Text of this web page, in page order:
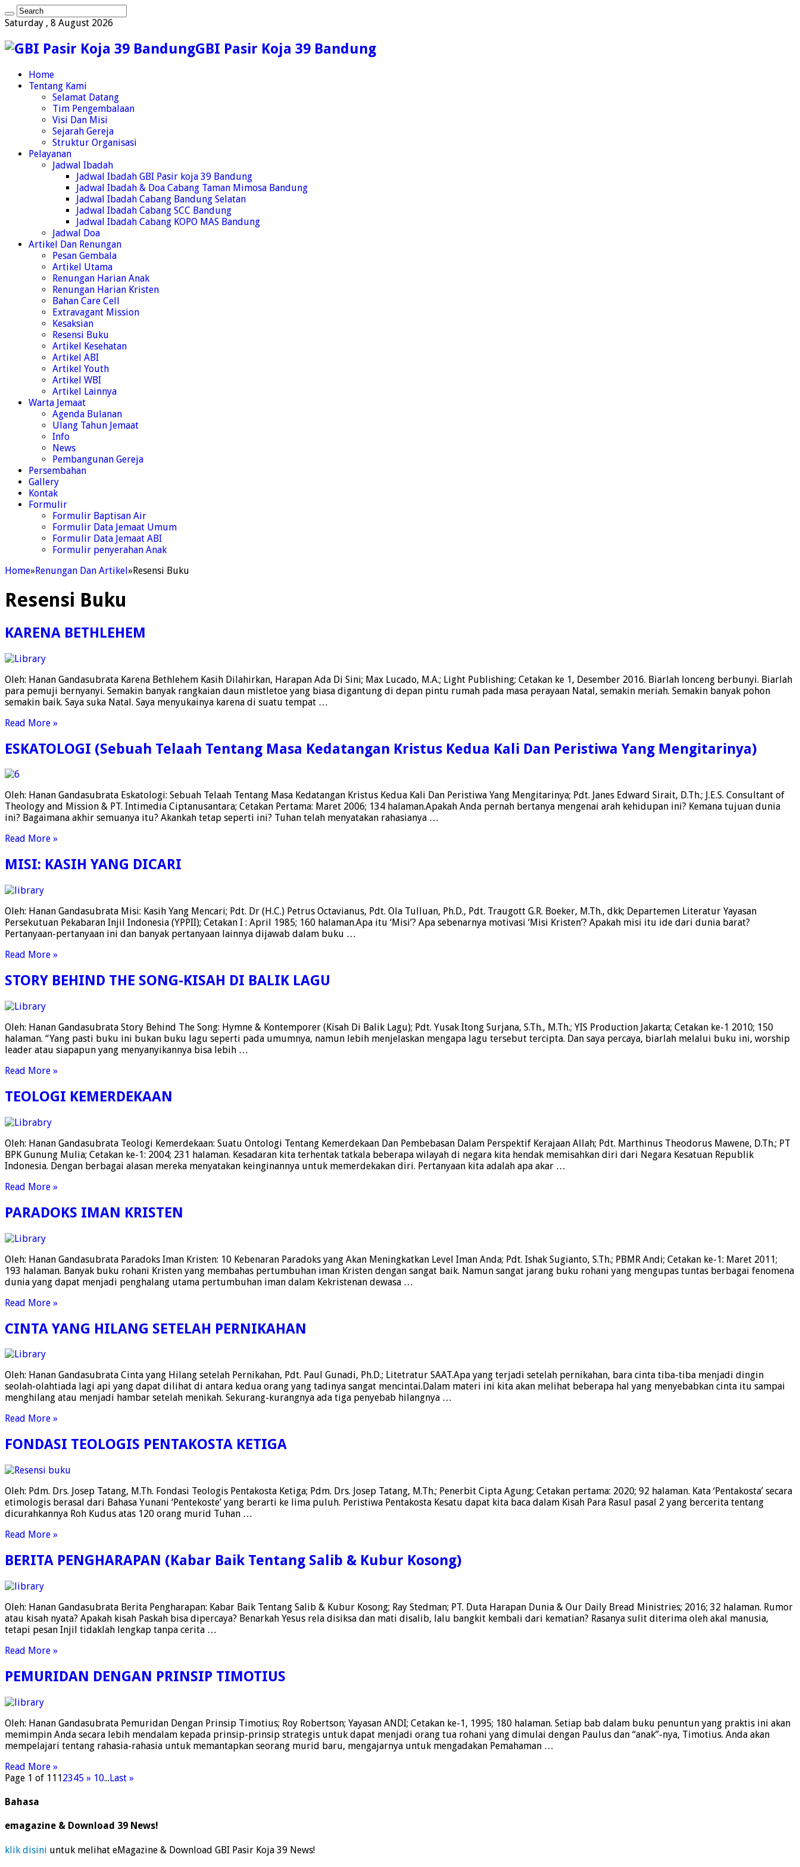
Saturday , 8 August 2026
GBI Pasir Koja 39 Bandung
Home
Tentang Kami
Selamat Datang
Tim Pengembalaan
Visi Dan Misi
Sejarah Gereja
Struktur Organisasi
Pelayanan
Jadwal Ibadah
Jadwal Ibadah GBI Pasir koja 39 Bandung
Jadwal Ibadah & Doa Cabang Taman Mimosa Bandung
Jadwal Ibadah Cabang Bandung Selatan
Jadwal Ibadah Cabang SCC Bandung
Jadwal Ibadah Cabang KOPO MAS Bandung
Jadwal Doa
Artikel Dan Renungan
Pesan Gembala
Artikel Utama
Renungan Harian Anak
Renungan Harian Kristen
Bahan Care Cell
Extravagant Mission
Kesaksian
Resensi Buku
Artikel Kesehatan
Artikel ABI
Artikel Youth
Artikel WBI
Artikel Lainnya
Warta Jemaat
Agenda Bulanan
Ulang Tahun Jemaat
Info
News
Pembangunan Gereja
Persembahan
Gallery
Kontak
Formulir
Formulir Baptisan Air
Formulir Data Jemaat Umum
Formulir Data Jemaat ABI
Formulir penyerahan Anak
Home»Renungan Dan Artikel»Resensi Buku
Resensi Buku
KARENA BETHLEHEM
Oleh: Hanan Gandasubrata Karena Bethlehem Kasih Dilahirkan, Harapan Ada Di Sini; Max Lucado, M.A.; Light Publishing; Cetakan ke 1, Desember 2016. Biarlah lonceng berbunyi. Biarlah
para pemuji bernyanyi. Semakin banyak rangkaian daun mistletoe yang biasa digantung di depan pintu rumah pada masa perayaan Natal, semakin meriah. Semakin banyak pohon
semakin baik. Saya suka Natal. Saya menyukainya karena di suatu tempat …
Read More »
ESKATOLOGI (Sebuah Telaah Tentang Masa Kedatangan Kristus Kedua Kali Dan Peristiwa Yang Mengitarinya)
Oleh: Hanan Gandasubrata Eskatologi: Sebuah Telaah Tentang Masa Kedatangan Kristus Kedua Kali Dan Peristiwa Yang Mengitarinya; Pdt. Janes Edward Sirait, D.Th.; J.E.S. Consultant of
Theology and Mission & PT. Intimedia Ciptanusantara; Cetakan Pertama: Maret 2006; 134 halaman.Apakah Anda pernah bertanya mengenai arah kehidupan ini? Kemana tujuan dunia
ini? Bagaimana akhir semuanya itu? Akankah tetap seperti ini? Tuhan telah menyatakan rahasianya …
Read More »
MISI: KASIH YANG DICARI
Oleh: Hanan Gandasubrata Misi: Kasih Yang Mencari; Pdt. Dr (H.C.) Petrus Octavianus, Pdt. Ola Tulluan, Ph.D., Pdt. Traugott G.R. Boeker, M.Th., dkk; Departemen Literatur Yayasan
Persekutuan Pekabaran Injil Indonesia (YPPII); Cetakan I : April 1985; 160 halaman.Apa itu ‘Misi’? Apa sebenarnya motivasi ‘Misi Kristen’? Apakah misi itu ide dari dunia barat?
Pertanyaan-pertanyaan ini dan banyak pertanyaan lainnya dijawab dalam buku …
Read More »
STORY BEHIND THE SONG-KISAH DI BALIK LAGU
Oleh: Hanan Gandasubrata Story Behind The Song: Hymne & Kontemporer (Kisah Di Balik Lagu); Pdt. Yusak Itong Surjana, S.Th., M.Th.; YIS Production Jakarta; Cetakan ke-1 2010; 150
halaman. “Yang pasti buku ini bukan buku lagu seperti pada umumnya, namun lebih menjelaskan mengapa lagu tersebut tercipta. Dan saya percaya, biarlah melalui buku ini, worship
leader atau siapapun yang menyanyikannya bisa lebih …
Read More »
TEOLOGI KEMERDEKAAN
Oleh: Hanan Gandasubrata Teologi Kemerdekaan: Suatu Ontologi Tentang Kemerdekaan Dan Pembebasan Dalam Perspektif Kerajaan Allah; Pdt. Marthinus Theodorus Mawene, D.Th.; PT
BPK Gunung Mulia; Cetakan ke-1: 2004; 231 halaman. Kesadaran kita terhentak tatkala beberapa wilayah di negara kita hendak memisahkan diri dari Negara Kesatuan Republik
Indonesia. Dengan berbagai alasan mereka menyatakan keinginannya untuk memerdekakan diri. Pertanyaan kita adalah apa akar …
Read More »
PARADOKS IMAN KRISTEN
Oleh: Hanan Gandasubrata Paradoks Iman Kristen: 10 Kebenaran Paradoks yang Akan Meningkatkan Level Iman Anda; Pdt. Ishak Sugianto, S.Th.; PBMR Andi; Cetakan ke-1: Maret 2011;
193 halaman. Banyak buku rohani Kristen yang membahas pertumbuhan iman Kristen dengan sangat baik. Namun sangat jarang buku rohani yang mengupas tuntas berbagai fenomena
dunia yang dapat menjadi penghalang utama pertumbuhan iman dalam Kekristenan dewasa …
Read More »
CINTA YANG HILANG SETELAH PERNIKAHAN
Oleh: Hanan Gandasubrata Cinta yang Hilang setelah Pernikahan, Pdt. Paul Gunadi, Ph.D.; Litetratur SAAT.Apa yang terjadi setelah pernikahan, bara cinta tiba-tiba menjadi dingin
seolah-olahtiada lagi api yang dapat dilihat di antara kedua orang yang tadinya sangat mencintai.Dalam materi ini kita akan melihat beberapa hal yang menyebabkan cinta itu sampai
menghilang atau menjadi hambar setelah menikah. Sekurang-kurangnya ada tiga penyebab hilangnya …
Read More »
FONDASI TEOLOGIS PENTAKOSTA KETIGA
Oleh: Pdm. Drs. Josep Tatang, M.Th. Fondasi Teologis Pentakosta Ketiga; Pdm. Drs. Josep Tatang, M.Th.; Penerbit Cipta Agung; Cetakan pertama: 2020; 92 halaman. Kata ‘Pentakosta’ secara
etimologis berasal dari Bahasa Yunani ‘Pentekoste’ yang berarti ke lima puluh. Peristiwa Pentakosta Kesatu dapat kita baca dalam Kisah Para Rasul pasal 2 yang bercerita tentang
dicurahkannya Roh Kudus atas 120 orang murid Tuhan …
Read More »
BERITA PENGHARAPAN (Kabar Baik Tentang Salib & Kubur Kosong)
Oleh: Hanan Gandasubrata Berita Pengharapan: Kabar Baik Tentang Salib & Kubur Kosong; Ray Stedman; PT. Duta Harapan Dunia & Our Daily Bread Ministries; 2016; 32 halaman. Rumor
atau kisah nyata? Apakah kisah Paskah bisa dipercaya? Benarkah Yesus rela disiksa dan mati disalib, lalu bangkit kembali dari kematian? Rasanya sulit diterima oleh akal manusia,
tetapi pesan Injil tidaklah lengkap tanpa cerita …
Read More »
PEMURIDAN DENGAN PRINSIP TIMOTIUS
Oleh: Hanan Gandasubrata Pemuridan Dengan Prinsip Timotius; Roy Robertson; Yayasan ANDI; Cetakan ke-1, 1995; 180 halaman. Setiap bab dalam buku penuntun yang praktis ini akan
memimpin Anda secara lebih mendalam kepada prinsip-prinsip strategis untuk dapat menjadi orang tua rohani yang dimulai dengan Paulus dan “anak”-nya, Timotius. Anda akan
mempelajari tentang rahasia-rahasia untuk memantapkan seorang murid baru, mengajarnya untuk mengadakan Pemahaman …
Read More »
Page 1 of 11 12345 » 10...Last »
Bahasa
emagazine & Download 39 News!
klik disini untuk melihat eMagazine & Download GBI Pasir Koja 39 News!